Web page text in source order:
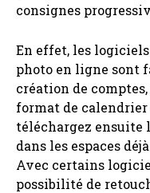
consignes
En effet, les
photo en ligne sont
création de
format de calendrier
téléchargez ensuite
dans les espaces
Avec certains
possibilité de